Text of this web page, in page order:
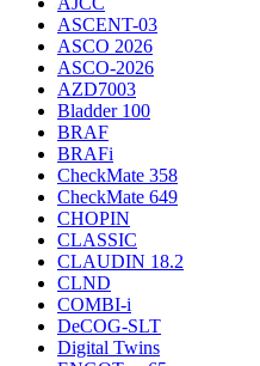
ASCENT-03
ASCO 2026
ASCO-2026
AZD7003
Bladder 100
BRAF
BRAFi
CheckMate 358
CheckMate 649
CHOPIN
CLASSIС
CLAUDIN 18.2
CLND
COMBI-i
DeCOG-SLT
Digital Twins